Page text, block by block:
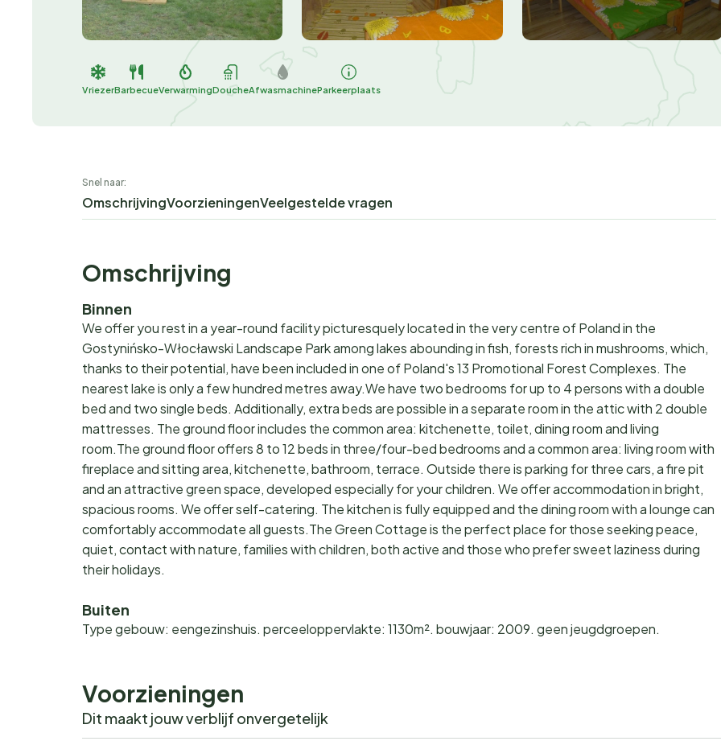
VriezerBarbecueVerwarmingDoucheAfwasmachineParkeerplaats
Snel naar:
OmschrijvingVoorzieningenVeelgestelde vragen
Omschrijving
Binnen
We offer you rest in a year-round facility picturesquely located in the very centre of Poland in the
Gostynińsko-Włocławski Landscape Park among lakes abounding in fish, forests rich in mushrooms, which,
thanks to their potential, have been included in one of Poland's 13 Promotional Forest Complexes. The
nearest lake is only a few hundred metres away.We have two bedrooms for up to 4 persons with a double
bed and two single beds. Additionally, extra beds are possible in a separate room in the attic with 2 double
mattresses. The ground floor includes the common area: kitchenette, toilet, dining room and living
room.The ground floor offers 8 to 12 beds in three/four-bed bedrooms and a common area: living room with
fireplace and sitting area, kitchenette, bathroom, terrace. Outside there is parking for three cars, a fire pit
and an attractive green space, developed especially for your children. We offer accommodation in bright,
spacious rooms. We offer self-catering. The kitchen is fully equipped and the dining room with a lounge can
comfortably accommodate all guests.The Green Cottage is the perfect place for those seeking peace,
quiet, contact with nature, families with children, both active and those who prefer sweet laziness during
their holidays.
Buiten
Type gebouw: eengezinshuis. perceeloppervlakte: 1130m². bouwjaar: 2009. geen jeugdgroepen.
Voorzieningen
Dit maakt jouw verblijf onvergetelijk